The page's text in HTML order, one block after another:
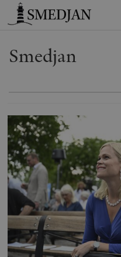
Timbro
Smedjan